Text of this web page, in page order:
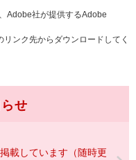
Adobe社が提供するAdobe
ンク先からダウンロードしてく
せ
載しています（随時更